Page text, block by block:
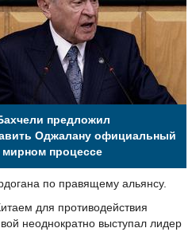
предложил
Оджалану официальный
мирном процессе
по правящему альянсу.
для противодействия
неоднократно выступал лидер